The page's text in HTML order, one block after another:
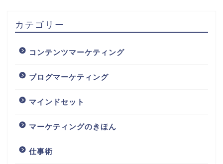
カテゴリー
コンテンツマーケティング
ブログマーケティング
マインドセット
マーケティングのきほん
仕事術